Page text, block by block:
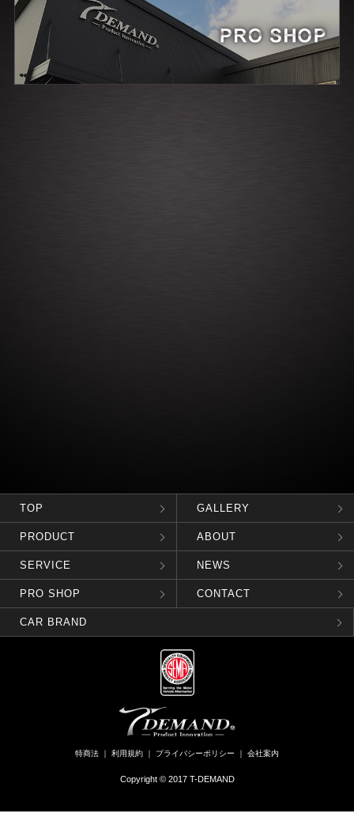
TOP GALLERY
PRODUCT ABOUT
SERVICE NEWS
PRO SHOP CONTACT
CAR BRAND
特商法 ｜ 利用規約 ｜ プライバシーポリシー ｜ 会社案内
Copyright © 2017 T-DEMAND